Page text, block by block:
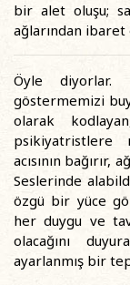
bir alet oluşu;
ağlarından ibaret
Öyle
göstermemizi
olarak
psikiyatristlere
acısının bağırır,
Seslerinde
özgü bir yüce
her duygu ve
olacağını
ayarlanmış bir